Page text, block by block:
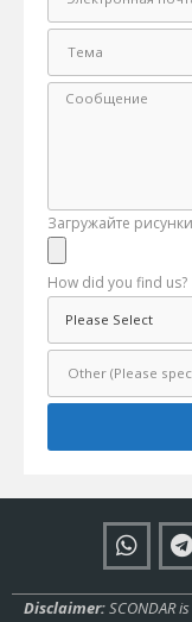
Загружайте
How did you find us?
Disclaimer:SCONDAR